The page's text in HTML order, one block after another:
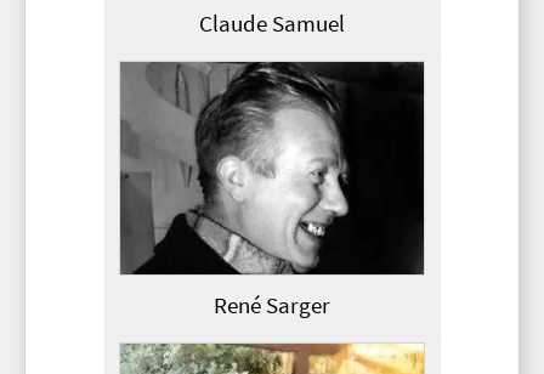
Claude Samuel
René Sarger